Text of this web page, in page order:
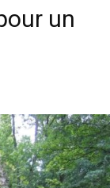
un